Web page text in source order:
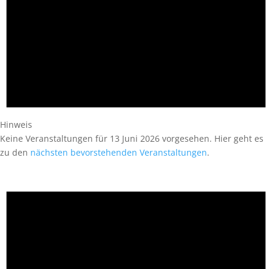
Hinweis
Keine Veranstaltungen für 13 Juni 2026 vorgesehen. Hier geht es
zu den nächsten bevorstehenden Veranstaltungen.